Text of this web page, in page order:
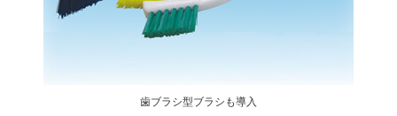
歯ブラシ型ブラシも導入